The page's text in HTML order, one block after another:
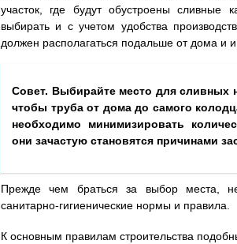
участок, где будут обустроены
выбирать и с учетом удобства
должен располагаться подальше от дома и
Совет. Выбирайте место для сливных
чтобы труба от дома до самого
необходимо минимизировать
они зачастую становятся причинами
Прежде чем браться за выбор места,
санитарно-гигиенические нормы и правила.
К основным правилам строительства